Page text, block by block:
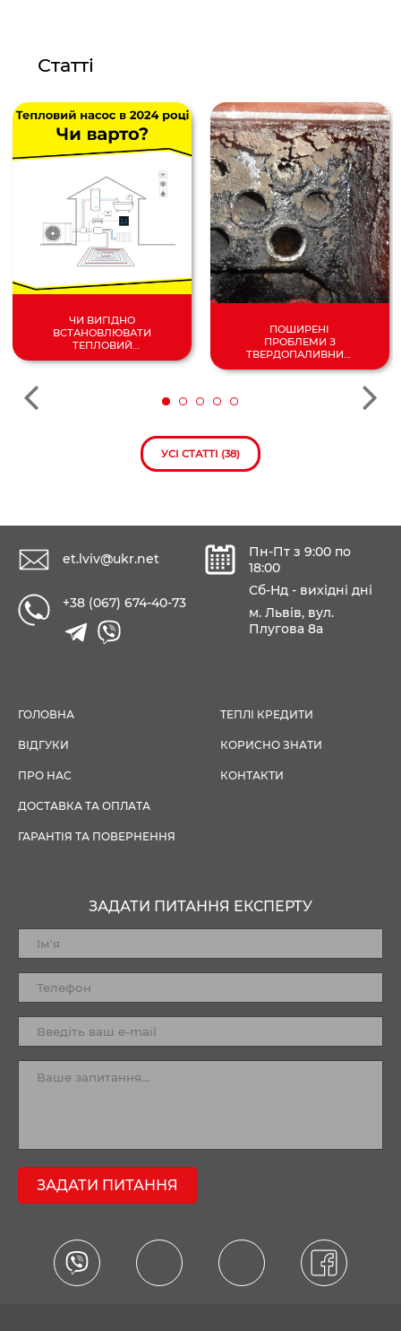
Статті
ЧИ ВИГІДНО
ВСТАНОВЛЮВАТИ
ТЕПЛОВИЙ
ПОШИРЕНІ
ПРОБЛЕМИ З
ТВЕРДОПАЛИВНИМ
УСІ СТАТТІ (38)
et.lviv@ukr.net
+38 (067) 674-40-73
Пн-Пт з 9:00 по
18:00
Сб-Нд - вихідні дні
м. Львів, вул.
Плугова 8а
ГОЛОВНА
ВІДГУКИ
ПРО НАС
ДОСТАВКА ТА ОПЛАТА
ГАРАНТІЯ ТА ПОВЕРНЕННЯ
ТЕПЛІ КРЕДИТИ
КОРИСНО ЗНАТИ
КОНТАКТИ
ЗАДАТИ ПИТАННЯ ЕКСПЕРТУ
ЗАДАТИ ПИТАННЯ